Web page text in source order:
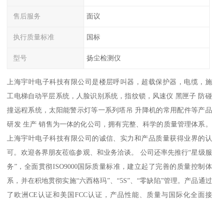
售后服务 面议
执行质量标准 国标
型号 扬尘检测仪
上海宇叶电子科技有限公司是楼层呼叫器，超载保护器，电缆，施
工电梯自动平层系统，人脸识别系统，指纹锁，风速仪 黑匣子 防碰
撞远程系统，太阳能警示灯等一系列塔吊 升降机的常用配件等产品
研发 生产 销售为一体的化公司，拥有完整、科学的质量管理体系。
上海宇叶电子科技有限公司的诚信、实力和产品质量获得业界的认
可。欢迎各界朋友莅临参观、和业务洽谈。 公司还率先推行“星级服
务”，全面贯彻ISO9000国际质量标准，建立起了完善的质量控制体
系，并在积地贯彻实施“六西格玛”、“5S”、“零缺陷”管理。产品通过
了欧洲CE认证和美国FCC认证，产品性能、质量与国际化全面接